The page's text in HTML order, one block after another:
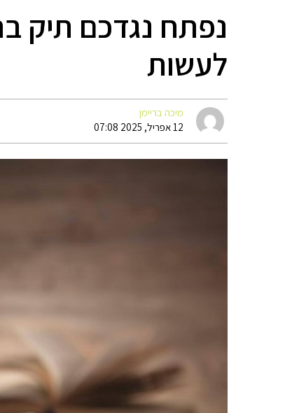
נפתח נגדכם תיק
לעשות
מיכה בריימן
12 אפריל, 2025 07:08